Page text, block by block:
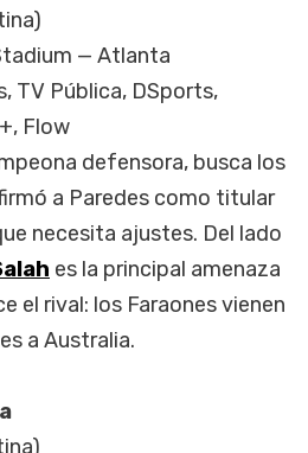
— Atlanta
TV Pública, DSports,
Flow
defensora, busca los
a Paredes como titular
necesita ajustes. Del lado
es la principal amenaza
el rival: los Faraones vienen
a Australia.